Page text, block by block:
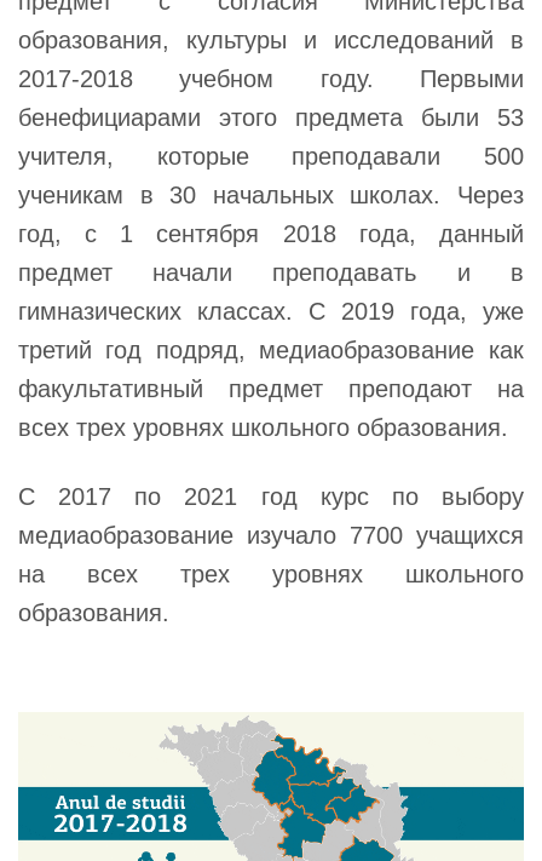
образования, культуры и исследований в
2017-2018 учебном году. Первыми
бенефициарами этого предмета были 53
учителя, которые преподавали 500
ученикам в 30 начальных школах. Через
год, с 1 сентября 2018 года, данный
предмет начали преподавать и в
гимназических классах. С 2019 года, уже
третий год подряд, медиаобразование как
факультативный предмет преподают на
всех трех уровнях школьного образования.
С 2017 по 2021 год курс по выбору
медиаобразование изучало 7700 учащихся
на всех трех уровнях школьного
образования.